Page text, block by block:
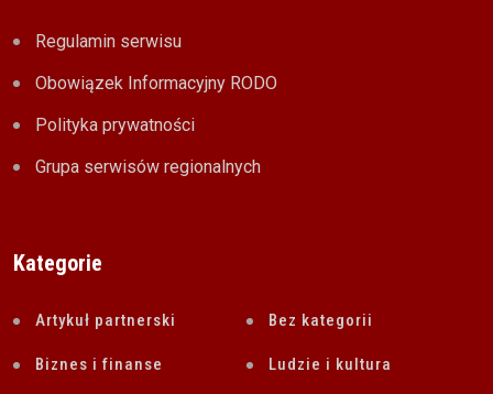
Regulamin serwisu
Obowiązek Informacyjny RODO
Polityka prywatności
Grupa serwisów regionalnych
Kategorie
Artykuł partnerski Bez kategorii
Biznes i finanse Ludzie i kultura